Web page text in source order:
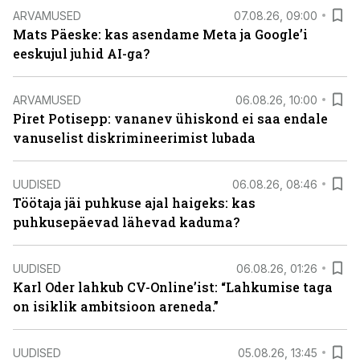
ARVAMUSED 07.08.26, 09:00
Mats Päeske: kas asendame Meta ja Google’i
eeskujul juhid AI-ga?
ARVAMUSED 06.08.26, 10:00
Piret Potisepp: vananev ühiskond ei saa endale
vanuselist diskrimineerimist lubada
UUDISED 06.08.26, 08:46
Töötaja jäi puhkuse ajal haigeks: kas
puhkusepäevad lähevad kaduma?
UUDISED 06.08.26, 01:26
Karl Oder lahkub CV-Online’ist: “Lahkumise taga
on isiklik ambitsioon areneda.”
UUDISED 05.08.26, 13:45